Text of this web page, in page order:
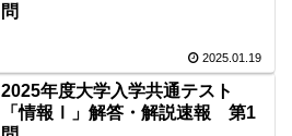
問
2025.01.19
2025年度大学入学共通テスト
「情報Ⅰ」解答・解説速報 第1